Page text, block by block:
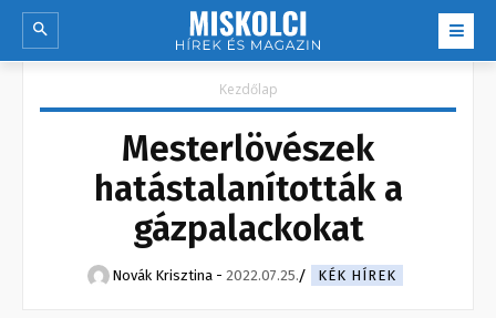
Kezdőlap
Mesterlövészek
hatástalanították a
gázpalackokat
Novák Krisztina - 2022.07.25. KÉK HÍREK